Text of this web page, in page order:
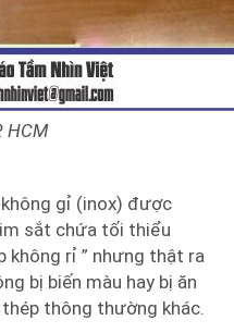
HCM
gỉ (inox) được
sắt chứa tối thiểu
không rỉ ” nhưng thật ra
bị biến màu hay bị ăn
thông thường khác.